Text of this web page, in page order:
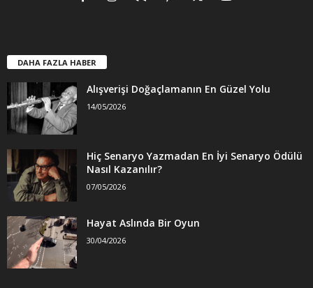
DAHA FAZLA HABER
Alışverişi Doğaçlamanın En Güzel Yolu
14/05/2026
Hiç Senaryo Yazmadan En İyi Senaryo Ödülü
Nasıl Kazanılır?
07/05/2026
Hayat Aslında Bir Oyun
30/04/2026